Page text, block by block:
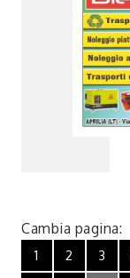
Cambia pagina:
1 2 3